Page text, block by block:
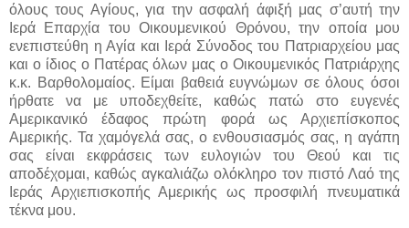
όλους τους Αγίους, για την ασφαλή άφιξή μας σ’αυτή την
Ιερά Επαρχία του Οικουμενικού Θρόνου, την οποία μου
ενεπιστεύθη η Αγία και Ιερά Σύνοδος του Πατριαρχείου μας
και ο ίδιος ο Πατέρας όλων μας ο Οικουμενικός Πατριάρχης
κ.κ. Βαρθολομαίος. Είμαι βαθειά ευγνώμων σε όλους όσοι
ήρθατε να με υποδεχθείτε, καθώς πατώ στο ευγενές
Αμερικανικό έδαφος πρώτη φορά ως Αρχιεπίσκοπος
Αμερικής. Τα χαμόγελά σας, ο ενθουσιασμός σας, η αγάπη
σας είναι εκφράσεις των ευλογιών του Θεού και τις
αποδέχομαι, καθώς αγκαλιάζω ολόκληρο τον πιστό Λαό της
Ιεράς Αρχιεπισκοπής Αμερικής ως προσφιλή πνευματικά
τέκνα μου.